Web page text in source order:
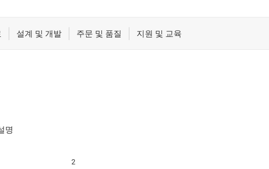
패시브 및 개별
프로그래밍 가능한 가변적 게인 증폭기(PGA 및 VGA)
2